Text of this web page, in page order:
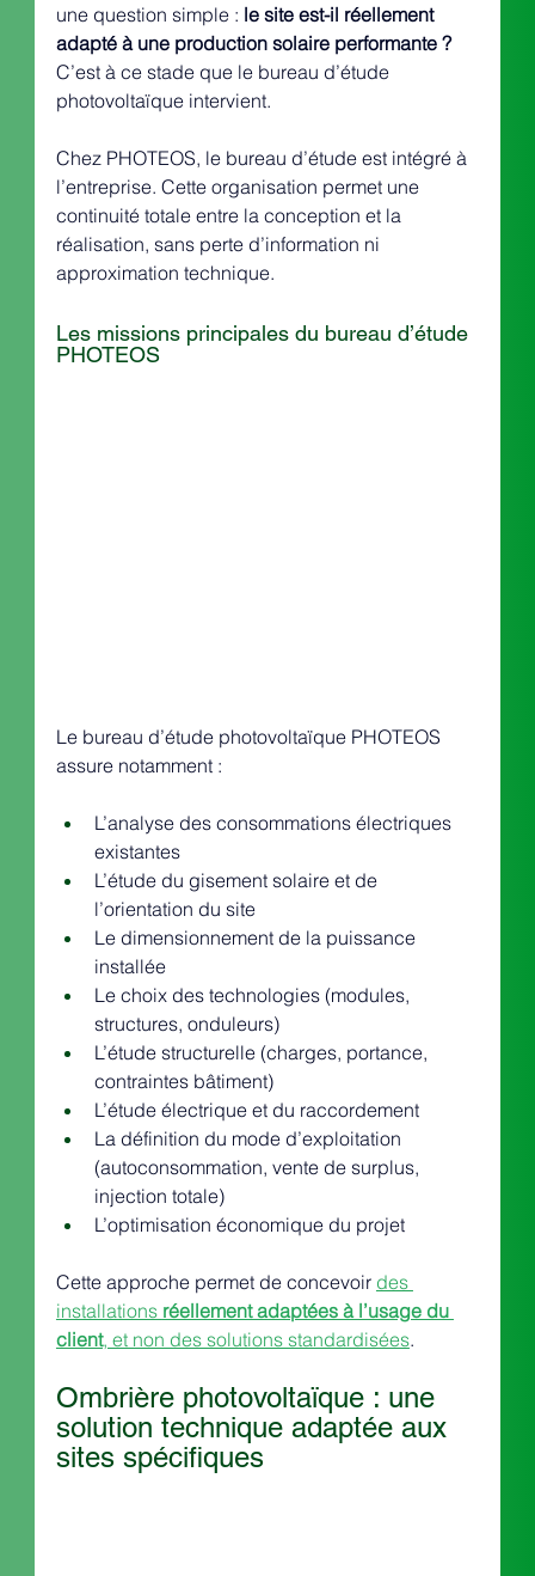
une question simple : le site est-il réellement
adapté à une production solaire performante ?
C’est à ce stade que le bureau d’étude
photovoltaïque intervient.
Chez PHOTEOS, le bureau d’étude est intégré à
l’entreprise. Cette organisation permet une
continuité totale entre la conception et la
réalisation, sans perte d’information ni
approximation technique.
Les missions principales du bureau d’étude
PHOTEOS
Le bureau d’étude photovoltaïque PHOTEOS
assure notamment :
L’analyse des consommations électriques
existantes
L’étude du gisement solaire et de
l’orientation du site
Le dimensionnement de la puissance
installée
Le choix des technologies (modules,
structures, onduleurs)
L’étude structurelle (charges, portance,
contraintes bâtiment)
L’étude électrique et du raccordement
La définition du mode d’exploitation
(autoconsommation, vente de surplus,
injection totale)
L’optimisation économique du projet
Cette approche permet de concevoir des
installations réellement adaptées à l’usage du
client, et non des solutions standardisées.
Ombrière photovoltaïque : une
solution technique adaptée aux
sites spécifiques